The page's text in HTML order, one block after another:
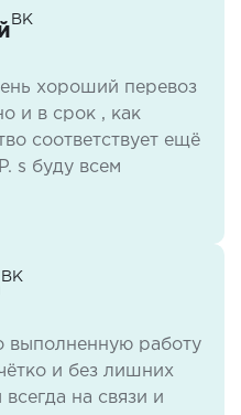
для
ВК
хороший перевоз
и в срок , как
соответствует ещё
s буду всем
ВК
выполненную работу
и без лишних
на связи и